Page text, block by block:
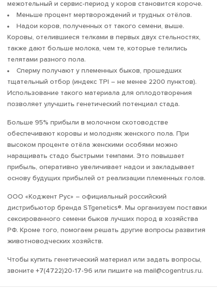
межотельный и сервис-период у коров становится короче.
Меньше процент мертворождений и трудных отёлов.
Надои коров, полученных от такого семени, выше.
Коровы, отелившиеся телками в первых двух стельностях,
также дают больше молока, чем те, которые телились
телятами разного пола.
Сперму получают у племенных быков, прошедших
тщательный отбор (индекс TPI – не менее 2200 пунктов).
Использование такого материала для оплодотворения
позволяет улучшить генетический потенциал стада.
Больше 95% прибыли в молочном скотоводстве
обеспечивают коровы и молодняк женского пола. При
высоком проценте отёла женскими особями можно
наращивать стадо быстрыми темпами. Это повышает
прибыль, оперативно увеличивает надои и закладывает
основу будущих прибылей от реализации племенных голов.
ООО «Коджент Рус» – официальный российский
дистрибьютор бренда STgenetics®. Мы организуем поставки
сексированного семени быков лучших пород в хозяйства
РФ. Кроме того, помогаем решать другие вопросы развития
животноводческих хозяйств.
Чтобы купить генетический материал или задать вопросы,
звоните +7(4722)20-17-96 или пишите на mail@cogentrus.ru.